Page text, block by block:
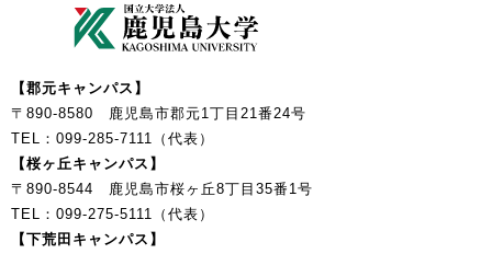
【郡元キャンパス】
〒890-8580 鹿児島市郡元1丁目21番24号
TEL：099-285-7111（代表）
【桜ヶ丘キャンパス】
〒890-8544 鹿児島市桜ヶ丘8丁目35番1号
TEL：099-275-5111（代表）
【下荒田キャンパス】